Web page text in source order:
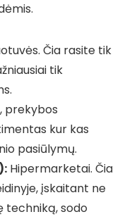
Čia rasite tik
tik
prekybos
kur kas
pasiūlymų.
Hipermarketai. Čia
įskaitant ne
techniką, sodo